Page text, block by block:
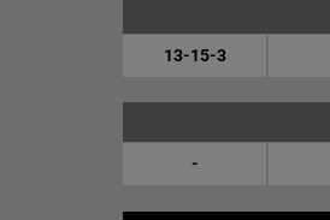
13-15-3
-